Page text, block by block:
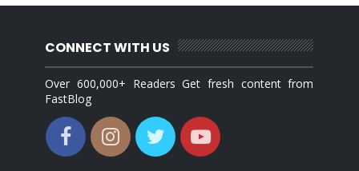
CONNECT WITH US
Over 600,000+ Readers Get fresh content from
FastBlog